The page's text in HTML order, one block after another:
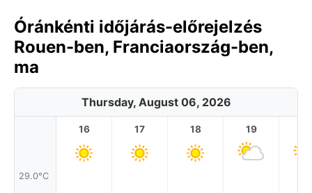
Óránkénti időjárás-előrejelzés
Rouen-ben, Franciaország-ben,
ma
Thursday, August 06, 2026
29.0°C
16 17 18 19